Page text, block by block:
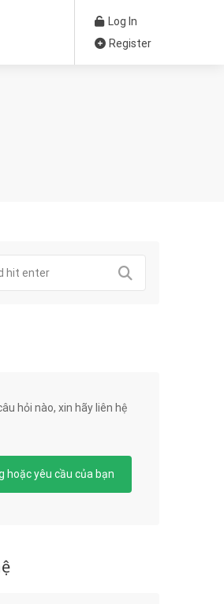
Log In
Register
hỏi nào, xin hãy liên hệ
hoặc yêu cầu của bạn